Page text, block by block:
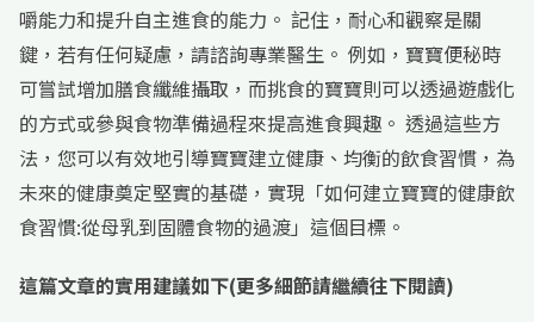
嚼能力和提升自主進食的能力。 記住，耐心和觀察是關
鍵，若有任何疑慮，請諮詢專業醫生。 例如，寶寶便秘時
可嘗試增加膳食纖維攝取，而挑食的寶寶則可以透過遊戲化
的方式或參與食物準備過程來提高進食興趣。 透過這些方
法，您可以有效地引導寶寶建立健康、均衡的飲食習慣，為
未來的健康奠定堅實的基礎，實現「如何建立寶寶的健康飲
食習慣:從母乳到固體食物的過渡」這個目標。
這篇文章的實用建議如下(更多細節請繼續往下閱讀)